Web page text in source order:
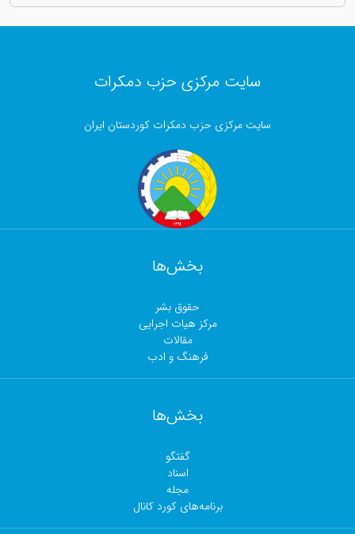
سایت مرکزی حزب دمکرات
سایت مرکزی حزب دمکرات کوردستان ایران
بخش‌ها
حقوق بشر
مرکز هیات اجرایی
مقالات
فرهنگ و ادب
بخش‌ها
گفتگو
اسناد
مجلە
برنامەهای کورد کانال